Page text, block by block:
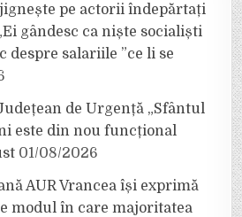
pe actorii îndepărtați
gândesc ca niște socialiști
despre salariile ”ce li se
de Urgență „Sfântul
este din nou funcțional
01/08/2026
AUR Vrancea își exprimă
modul în care majoritatea